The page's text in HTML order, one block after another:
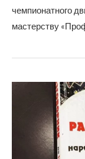
чемпионатного
мастерству